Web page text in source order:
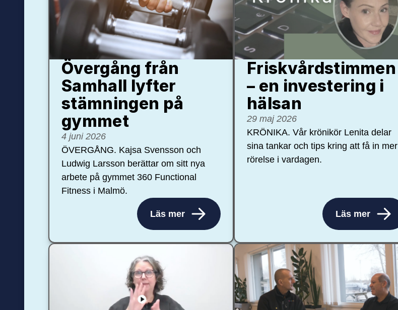
Övergång från
Samhall lyfter
stämningen på
gymmet
4 juni 2026
ÖVERGÅNG. Kajsa Svensson och
Ludwig Larsson berättar om sitt nya
arbete på gymmet 360 Functional
Fitness i Malmö.
Läs mer
Friskvårdstimmen
– en investering i
hälsan
29 maj 2026
KRÖNIKA. Vår krönikör Lenita delar
sina tankar och tips kring att få in mer
rörelse i vardagen.
Läs mer